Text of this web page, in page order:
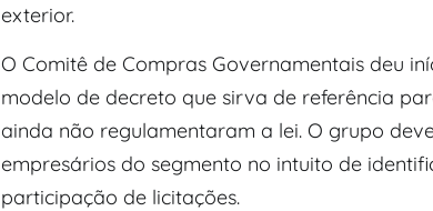
exterior.
O Comitê de Compras Governamentais deu
modelo de decreto que sirva de referência
ainda não regulamentaram a lei. O grupo
empresários do segmento no intuito de
participação de licitações.